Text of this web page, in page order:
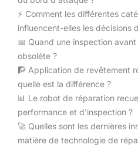
⚡️ Comment les différentes
influencent-elles les décisions
📅 Quand une inspection
obsolète ?
🧗 Application de revêtement
quelle est la différence ?
📊 Le robot de réparation
performance et d'inspection ?
🚀 Quelles sont les dernières
matière de technologie de